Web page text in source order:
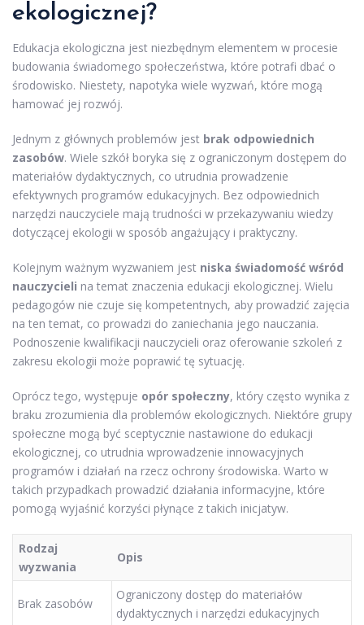
ekologicznej?
Edukacja ekologiczna jest niezbędnym elementem w procesie
budowania świadomego społeczeństwa, które potrafi dbać o
środowisko. Niestety, napotyka wiele wyzwań, które mogą
hamować jej rozwój.
Jednym z głównych problemów jest brak odpowiednich
zasobów. Wiele szkół boryka się z ograniczonym dostępem do
materiałów dydaktycznych, co utrudnia prowadzenie
efektywnych programów edukacyjnych. Bez odpowiednich
narzędzi nauczyciele mają trudności w przekazywaniu wiedzy
dotyczącej ekologii w sposób angażujący i praktyczny.
Kolejnym ważnym wyzwaniem jest niska świadomość wśród
nauczycieli na temat znaczenia edukacji ekologicznej. Wielu
pedagogów nie czuje się kompetentnych, aby prowadzić zajęcia
na ten temat, co prowadzi do zaniechania jego nauczania.
Podnoszenie kwalifikacji nauczycieli oraz oferowanie szkoleń z
zakresu ekologii może poprawić tę sytuację.
Oprócz tego, występuje opór społeczny, który często wynika z
braku zrozumienia dla problemów ekologicznych. Niektóre grupy
społeczne mogą być sceptycznie nastawione do edukacji
ekologicznej, co utrudnia wprowadzenie innowacyjnych
programów i działań na rzecz ochrony środowiska. Warto w
takich przypadkach prowadzić działania informacyjne, które
pomogą wyjaśnić korzyści płynące z takich inicjatyw.
Rodzaj
wyzwania
Opis
Brak zasobów
Ograniczony dostęp do materiałów
dydaktycznych i narzędzi edukacyjnych